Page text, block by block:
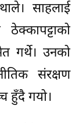
साहलाई
गर्थे। उनको
संरक्षण
हुँदै गयो।